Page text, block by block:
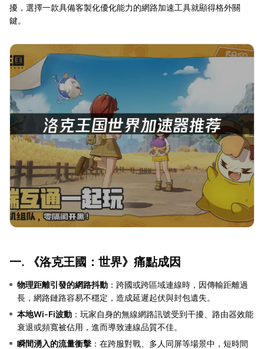
擾，選擇一款具備客製化優化能力的網路加速工具就顯得格外關
鍵。
一. 《洛克王國：世界》痛點成因
物理距離引發的網路抖動 ：跨國或跨區域連線時，因傳輸距離過
長，網路鏈路容易不穩定，造成延遲起伏與封包遺失。
本地Wi-Fi波動 ：玩家自身的無線網路訊號受到干擾、路由器效能
衰退或頻寬被佔用，進而導致連線品質不佳。
瞬間湧入的流量衝擊 ：在跨服對戰、多人同屏等場景中，短時間